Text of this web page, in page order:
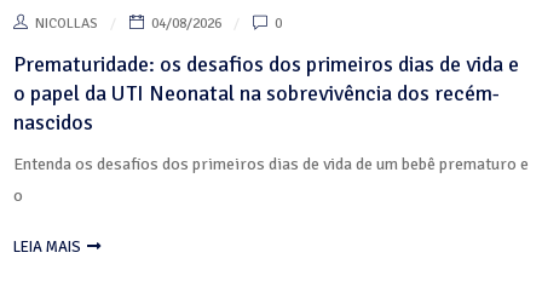
NICOLLAS 04/08/2026 0
Prematuridade: os desafios dos primeiros dias de vida e
o papel da UTI Neonatal na sobrevivência dos recém-
nascidos
Entenda os desafios dos primeiros dias de vida de um bebê prematuro e
o
LEIA MAIS